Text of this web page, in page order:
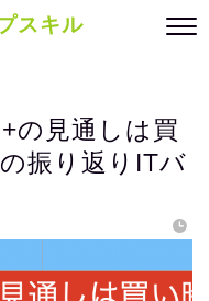
スキル
の見通しは買
振り返りITバ